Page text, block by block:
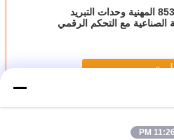
85300BUT المهنية وحدات التبريد
الصناعية مع التحكم الرقمي
استمر
11:26 PM